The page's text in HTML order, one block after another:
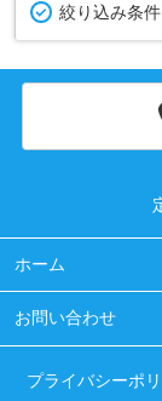
絞り込み条件
ホーム
お問い合わせ
プライバシーポ